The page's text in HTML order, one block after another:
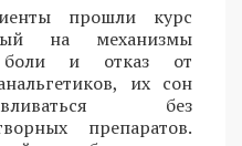
прошли курс
на механизмы
боли и отказ от
их сон
без
препаратов.